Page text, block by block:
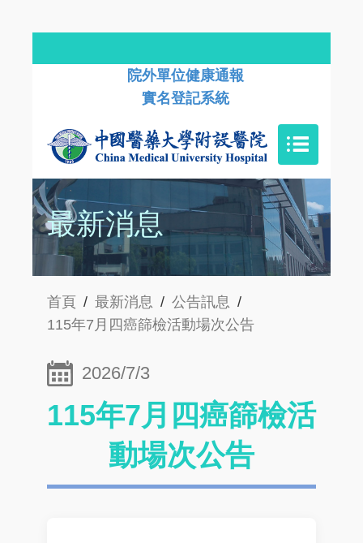
院外單位健康通報
實名登記系統
最新消息
首頁 / 最新消息 / 公告訊息 /
115年7月四癌篩檢活動場次公告
2026/7/3
115年7月四癌篩檢活
動場次公告